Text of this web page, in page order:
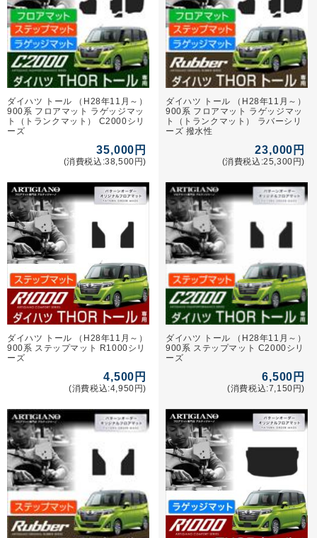
ダイハツ トール （H28年11月～）
900系 フロアマット ラゲッジマッ
ト（トランクマット） C2000シリ
ーズ
35,000円
(消費税込:38,500円)
ダイハツ トール （H28年11月～）
900系 フロアマット ラゲッジマッ
ト（トランクマット） ラバーシリ
ーズ 撥水性
23,000円
(消費税込:25,300円)
ダイハツ トール （H28年11月～）
900系 ステップマット R1000シリ
ーズ
4,500円
(消費税込:4,950円)
ダイハツ トール （H28年11月～）
900系 ステップマット C2000シリ
ーズ
6,500円
(消費税込:7,150円)